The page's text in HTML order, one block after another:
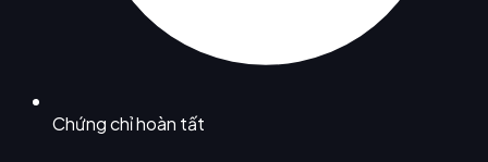
Chứng chỉ hoàn tất